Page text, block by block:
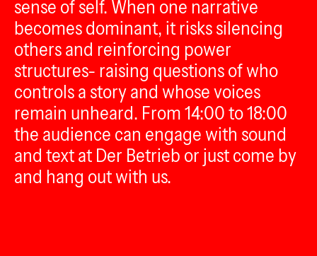
sense of self. When one narrative
becomes dominant, it risks silencing
others and reinforcing power
structures- raising questions of who
controls a story and whose voices
remain unheard. From 14:00 to 18:00
the audience can engage with sound
and text at Der Betrieb or just come by
and hang out with us.